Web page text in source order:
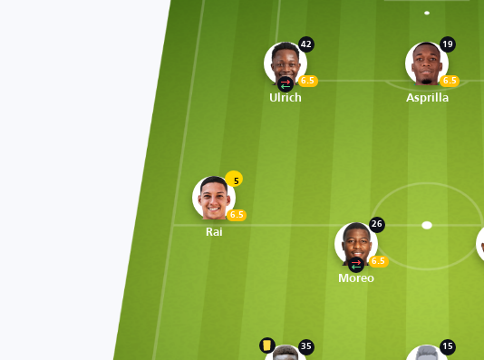
42
6.5
Ulrich
19
6.5
Asprilla
5
6.5
Rai
26
6.5
Moreo
35 15